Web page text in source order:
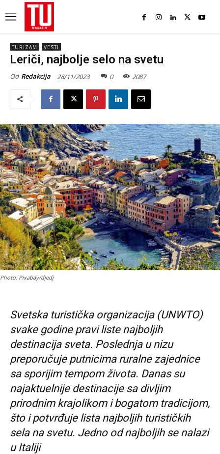
TURIZAM VESTI
Leriči, najbolje selo na svetu
Od Redakcija 28/11/2023 0 2087
Photo: Pixabay/djedj
Svetska turistička organizacija (UNWTO)
svake godine pravi liste najboljih
destinacija sveta. Poslednja u nizu
preporučuje putnicima ruralne zajednice
sa sporijim tempom života. Danas su
najaktuelnije destinacije sa divljim
prirodnim krajolikom i bogatom tradicijom,
što i potvrđuje lista najboljih turističkih
sela na svetu. Jedno od najboljih se nalazi
u Italiji